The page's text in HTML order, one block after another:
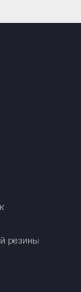
резины